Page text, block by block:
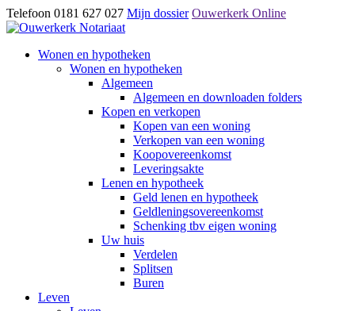
Telefoon 0181 627 027 Mijn dossier Ouwerkerk Online
Wonen en hypotheken
Wonen en hypotheken
Algemeen
Algemeen en downloaden folders
Kopen en verkopen
Kopen van een woning
Verkopen van een woning
Koopovereenkomst
Leveringsakte
Lenen en hypotheek
Geld lenen en hypotheek
Geldleningsovereenkomst
Schenking tbv eigen woning
Uw huis
Verdelen
Splitsen
Buren
Leven